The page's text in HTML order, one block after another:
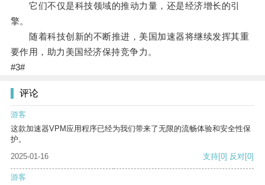
它们不仅是科技领域的推动力量，还是经济增长的引
擎。
随着科技创新的不断推进，美国加速器将继续发挥其重
要作用，助力美国经济保持竞争力。
#3#
评论
游客
这款加速器VPM应用程序已经为我们带来了无限的流畅体验和安全性保
护。
2025-01-16
支持[0] 反对[0]
游客